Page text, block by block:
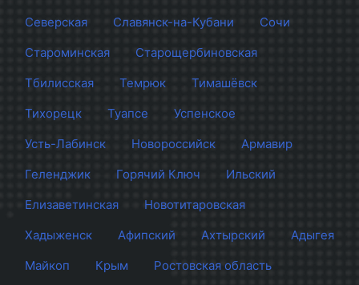
Северская
Славянск-на-Кубани
Сочи
Староминская
Старощербиновская
Тбилисская
Темрюк
Тимашёвск
Тихорецк
Туапсе
Успенское
Усть-Лабинск
Новороссийск
Армавир
Геленджик
Горячий Ключ
Ильский
Елизаветинская
Новотитаровская
Хадыженск
Афипский Ахтырский
Адыгея
Майкоп
Крым Ростовская область